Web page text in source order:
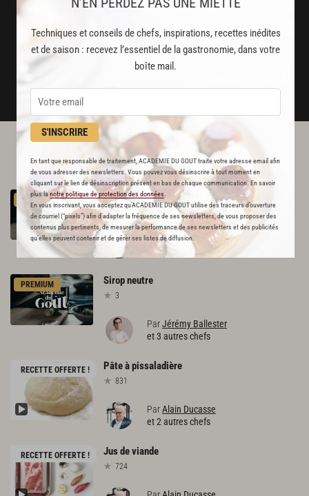
Techniques et conseils de chefs, inspirations, recettes inédites
et de saison : recevez l’essentiel de la gastronomie, dans votre
boîte mail.
S'INSCRIRE
En tant que responsable de traitement, ACADEMIE DU GOUT traite votre adresse email afin
de vous adresser des newsletters. Vous pouvez vous désinscrire à tout moment en
cliquant sur le lien de désinscription présent en bas de chaque communication. En savoir
plus lanotre politique de protection des données
En vous inscrivant, vous acceptez qu'ACADEMIE DU GOUT utilise des traceurs d’ouverture
de courriel (“pixels”) afin d’adapter la fréquence de ses newsletters, de vous proposer des
contenus plus pertinents, de mesurer la performance de ses newsletters et des publicités
qu’elles peuvent contenir et de gérer ses listes de diffusion.
Stop pub
un service garanti sans publicité
JE M'ABONNE
DÉJÀ ABONNÉ(E) ? JE ME CONNECTE
L'ACADÉMIE DU GOÛT VOUS
RECOMMANDE
PREMIUM Siropà30°
5
ParPatrick Bertron
CHEF
PREMIUM Siropneutre
3
ParJérémy Ballester
et 3 autres chefs
RECETTE OFFERTE ! Pâteàpissaladière
831
ParAlain Ducasse
et 2 autres chefs
RECETTE OFFERTE ! Jusdeviande
724